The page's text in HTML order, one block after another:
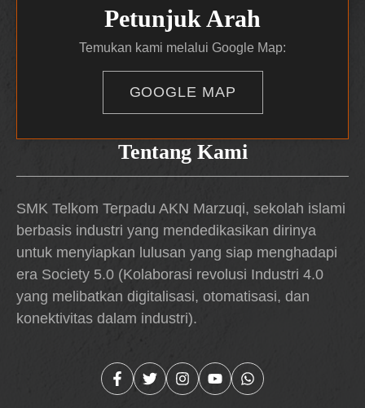
Tentang Kami
SMK Telkom Terpadu AKN Marzuqi, sekolah islami
berbasis industri yang mendedikasikan dirinya
untuk menyiapkan lulusan yang siap menghadapi
era Society 5.0 (Kolaborasi revolusi Industri 4.0
yang melibatkan digitalisasi, otomatisasi, dan
konektivitas dalam industri).
Petunjuk Arah
Temukan kami melalui Google Map:
GOOGLE MAP